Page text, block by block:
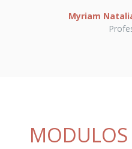
Myriam